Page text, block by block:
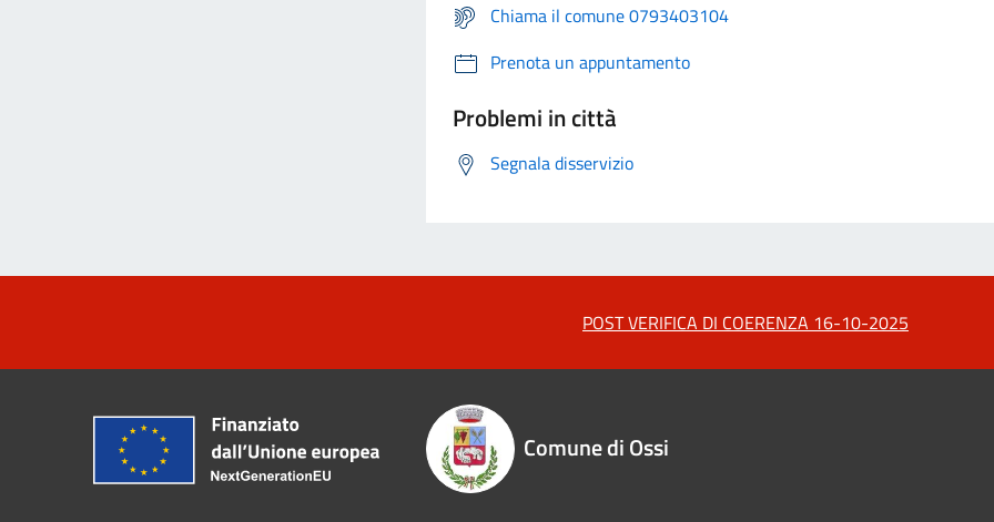
Chiama il comune 0793403104
Prenota un appuntamento
Problemi in città
Segnala disservizio
POST VERIFICA DI COERENZA 16-10-2025
Comune di Ossi